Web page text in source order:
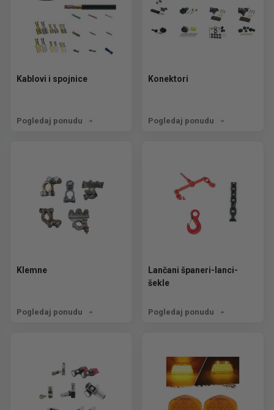
Kablovi i spojnice
Pogledaj ponudu
Konektori
Pogledaj ponudu
Klemne
Pogledaj ponudu
Lančani španeri-lanci-
šekle
Pogledaj ponudu